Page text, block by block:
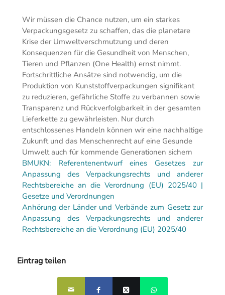
Wir müssen die Chance nutzen, um ein starkes
Verpackungsgesetz zu schaffen, das die planetare
Krise der Umweltverschmutzung und deren
Konsequenzen für die Gesundheit von Menschen,
Tieren und Pflanzen (One Health) ernst nimmt.
Fortschrittliche Ansätze sind notwendig, um die
Produktion von Kunststoffverpackungen signifikant
zu reduzieren, gefährliche Stoffe zu verbannen sowie
Transparenz und Rückverfolgbarkeit in der gesamten
Lieferkette zu gewährleisten. Nur durch
entschlossenes Handeln können wir eine nachhaltige
Zukunft und das Menschenrecht auf eine Gesunde
Umwelt auch für kommende Generationen sichern
BMUKN: Referentenentwurf eines Gesetzes zur
Anpassung des Verpackungsrechts und anderer
Rechtsbereiche an die Verordnung (EU) 2025/40 |
Gesetze und Verordnungen
Anhörung der Länder und Verbände zum Gesetz zur
Anpassung des Verpackungsrechts und anderer
Rechtsbereiche an die Verordnung (EU) 2025/40
Eintrag teilen